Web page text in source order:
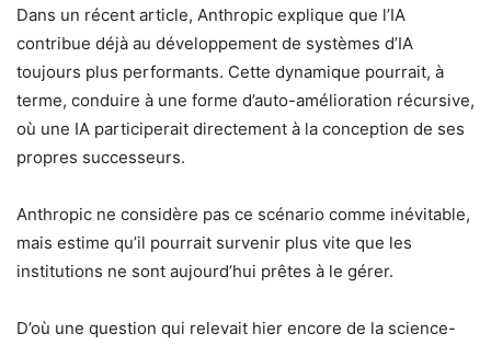
Dans un récent article, Anthropic explique que l’IA
contribue déjà au développement de systèmes d’IA
toujours plus performants. Cette dynamique pourrait, à
terme, conduire à une forme d’auto-amélioration récursive,
où une IA participerait directement à la conception de ses
propres successeurs.
Anthropic ne considère pas ce scénario comme inévitable,
mais estime qu’il pourrait survenir plus vite que les
institutions ne sont aujourd’hui prêtes à le gérer.
D’où une question qui relevait hier encore de la science-